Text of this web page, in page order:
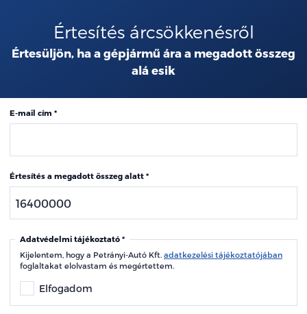
Értesítés árcsökkenésről
Értesüljön, ha a gépjármű ára a megadott összeg
alá esik
E-mail cím
Értesítés a megadott összeg alatt
Adatvédelmi tájékoztató
Kijelentem, hogy a Petrányi-Autó Kft. adatkezelési tájékoztatójában
foglaltakat elolvastam és megértettem.
Elfogadom